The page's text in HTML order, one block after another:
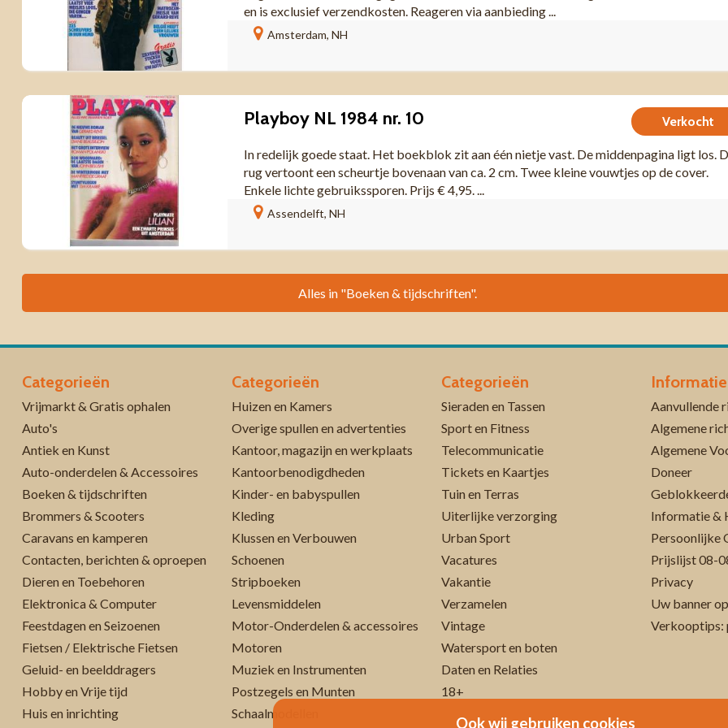
en is exclusief verzendkosten. Reageren via aanbieding ...
Amsterdam, NH
Verkocht
Playboy NL 1984 nr. 10
In redelijk goede staat. Het boekblok zit aan één nietje vast. De middenpagina ligt los.
rug vertoont een scheurtje bovenaan van ca. 2 cm. Twee kleine vouwtjes op de cover.
Enkele lichte gebruikssporen. Prijs € 4,95. ...
Assendelft, NH
Alles in "Boeken & tijdschriften".
Categorieën
Vrijmarkt & Gratis ophalen
Auto's
Antiek en Kunst
Auto-onderdelen & Accessoires
Boeken & tijdschriften
Brommers & Scooters
Caravans en kamperen
Contacten, berichten & oproepen
Dieren en Toebehoren
Elektronica & Computer
Feestdagen en Seizoenen
Fietsen / Elektrische Fietsen
Geluid- en beelddragers
Hobby en Vrije tijd
Huis en inrichting
Categorieën
Huizen en Kamers
Overige spullen en advertenties
Kantoor, magazijn en werkplaats
Kantoorbenodigdheden
Kinder- en babyspullen
Kleding
Klussen en Verbouwen
Schoenen
Stripboeken
Levensmiddelen
Motor-Onderdelen & accessoires
Motoren
Muziek en Instrumenten
Postzegels en Munten
Schaalmodellen
Categorieën
Sieraden en Tassen
Sport en Fitness
Telecommunicatie
Tickets en Kaartjes
Tuin en Terras
Uiterlijke verzorging
Urban Sport
Vacatures
Vakantie
Verzamelen
Vintage
Watersport en boten
Daten en Relaties
18+
Informatie
Algemene
Algemene
Doneer
Informatie &
Persoonlijke
Prijslijst 08-
Privacy
Uw banner
Verkooptips:
Ook wij gebruiken cookies